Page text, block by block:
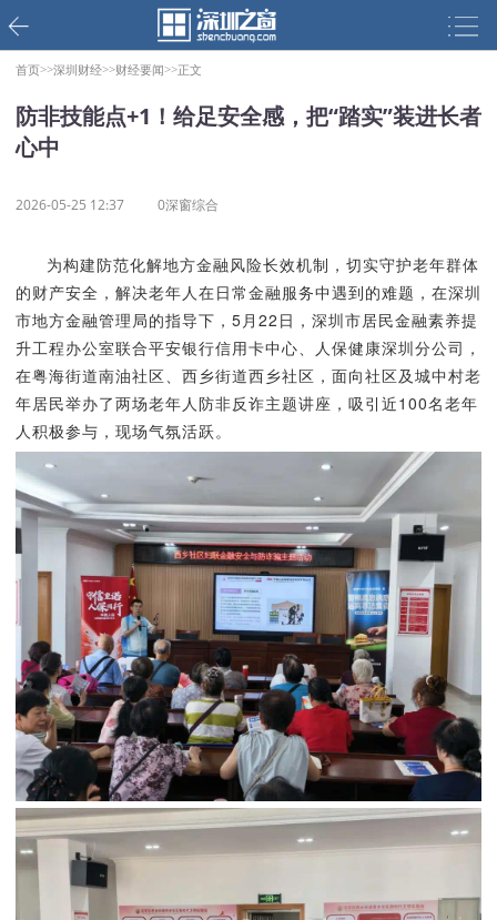
首页>>深圳财经>>财经要闻>>正文
防非技能点+1！给足安全感，把“踏实”装进长者
心中
2026-05-25 12:37 0深窗综合
为构建防范化解地方金融风险长效机制，切实守护老年群体
的财产安全，解决老年人在日常金融服务中遇到的难题，在深圳
市地方金融管理局的指导下，5月22日，深圳市居民金融素养提
升工程办公室联合平安银行信用卡中心、人保健康深圳分公司，
在粤海街道南油社区、西乡街道西乡社区，面向社区及城中村老
年居民举办了两场老年人防非反诈主题讲座，吸引近100名老年
人积极参与，现场气氛活跃。